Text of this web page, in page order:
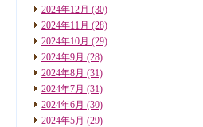
2024年12月 (30)
2024年11月 (28)
2024年10月 (29)
2024年9月 (28)
2024年8月 (31)
2024年7月 (31)
2024年6月 (30)
2024年5月 (29)